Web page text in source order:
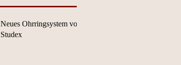
Neues Ohrringsystem von
Studex